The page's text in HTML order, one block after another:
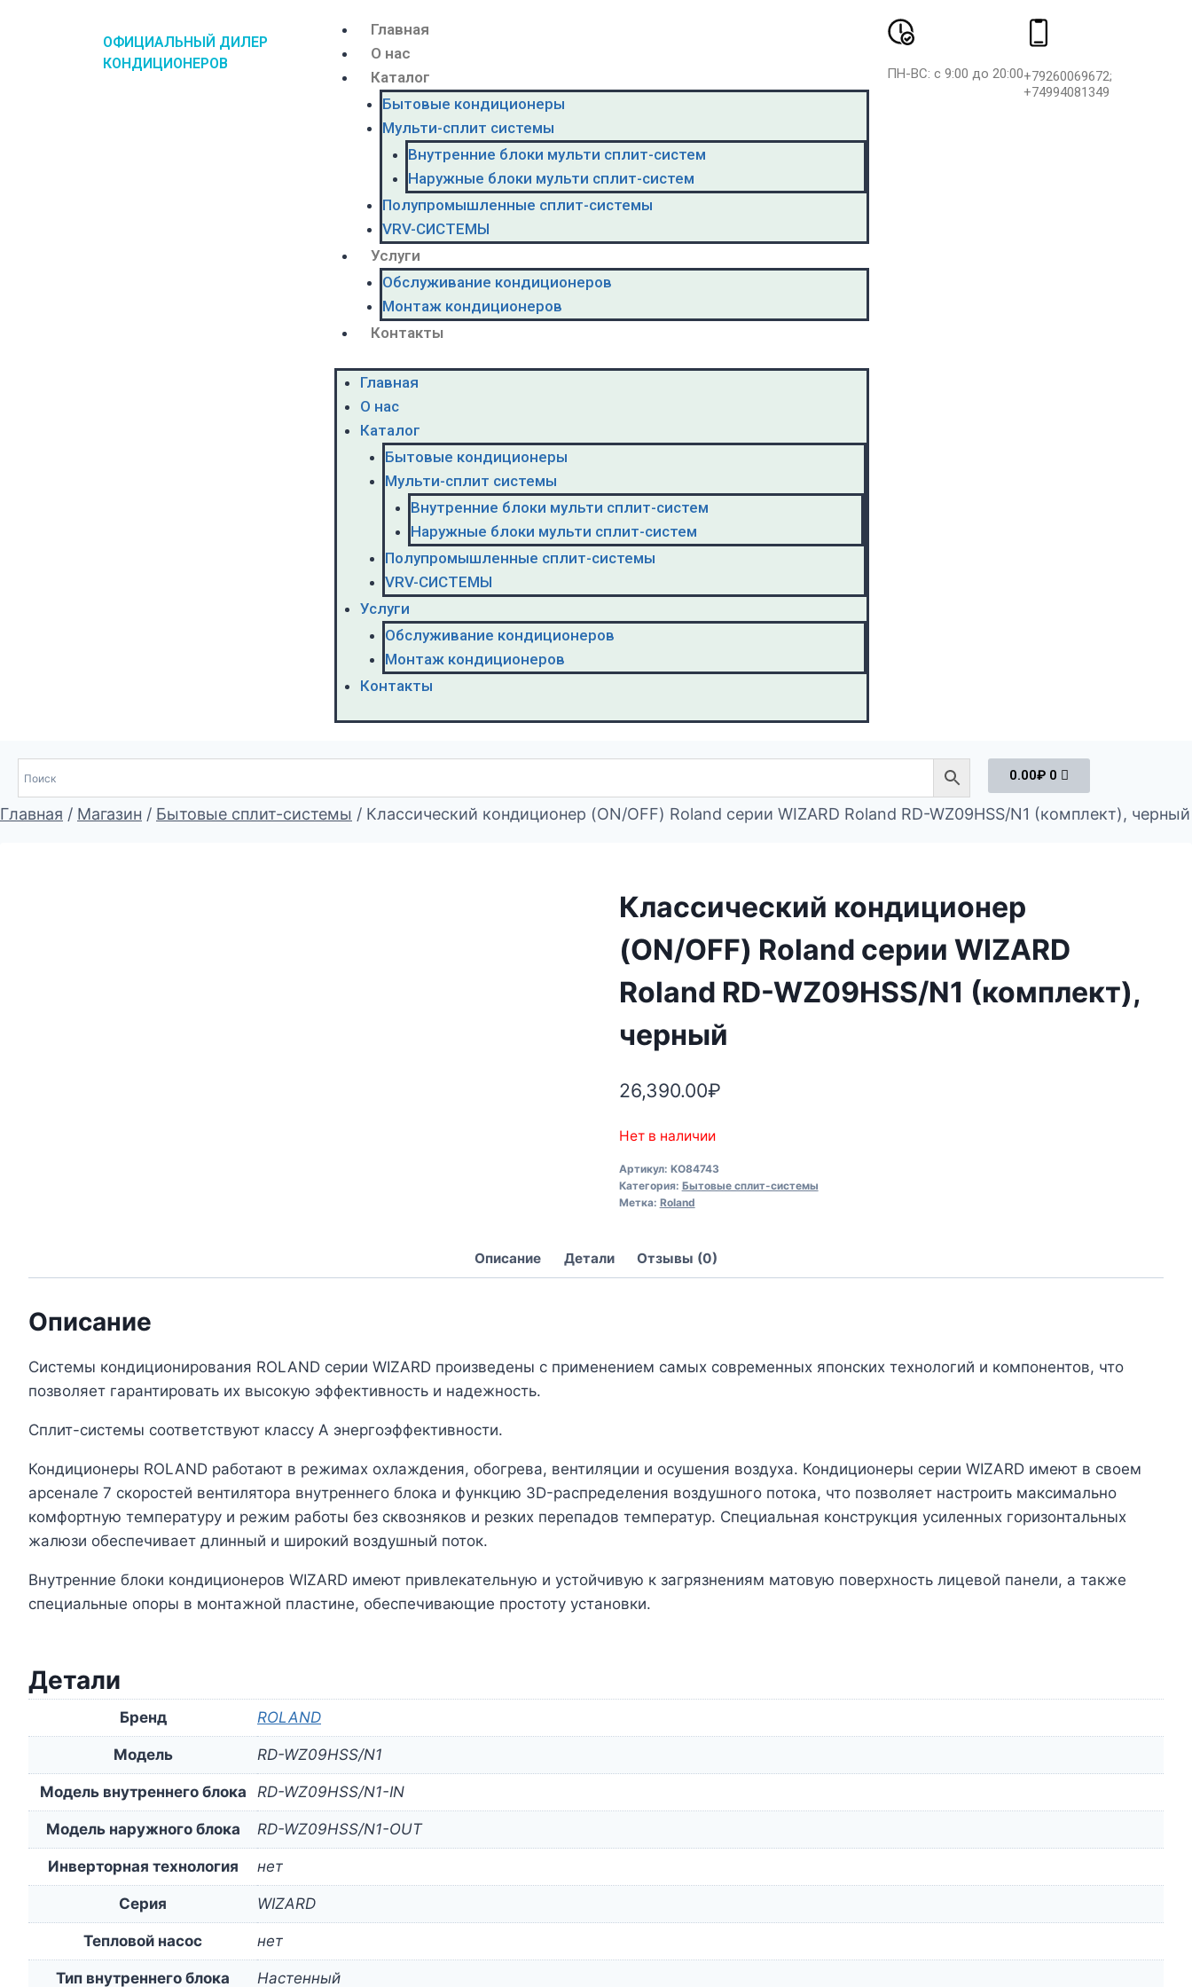
ОФИЦИАЛЬНЫЙ ДИЛЕР
КОНДИЦИОНЕРОВ
Главная
О нас
Каталог
Бытовые кондиционеры
Мульти-сплит системы
Внутренние блоки мульти сплит-систем
Наружные блоки мульти сплит-систем
Полупромышленные сплит-системы
VRV-CИСТЕМЫ
Услуги
Обслуживание кондиционеров
Монтаж кондиционеров
Контакты
Главная
О нас
Каталог
Бытовые кондиционеры
Мульти-сплит системы
Внутренние блоки мульти сплит-систем
Наружные блоки мульти сплит-систем
Полупромышленные сплит-системы
VRV-CИСТЕМЫ
Услуги
Обслуживание кондиционеров
Монтаж кондиционеров
Контакты
ПН-ВС: с 9:00 до 20:00+79260069672;
+74994081349
0.00₽ 0
Главная / Магазин / Бытовые сплит-системы / Классический кондиционер (ON/OFF) Roland серии WIZARD Roland RD-WZ09HSS/N1 (комплект), черный
Классический кондиционер
(ON/OFF) Roland серии WIZARD
Roland RD-WZ09HSS/N1 (комплект),
черный
26,390.00₽
Нет в наличии
Артикул: KO84743
Категория: Бытовые сплит-системы
Метка: Roland
Описание Детали Отзывы (0)
Описание
Системы кондиционирования ROLAND серии WIZARD произведены с применением самых современных японских технологий и компонентов, что
позволяет гарантировать их высокую эффективность и надежность.
Сплит-системы соответствуют классу А энергоэффективности.
Кондиционеры ROLAND работают в режимах охлаждения, обогрева, вентиляции и осушения воздуха. Кондиционеры серии WIZARD имеют в своем
арсенале 7 скоростей вентилятора внутреннего блока и функцию 3D-распределения воздушного потока, что позволяет настроить максимально
комфортную температуру и режим работы без сквозняков и резких перепадов температур. Специальная конструкция усиленных горизонтальных
жалюзи обеспечивает длинный и широкий воздушный поток.
Внутренние блоки кондиционеров WIZARD имеют привлекательную и устойчивую к загрязнениям матовую поверхность лицевой панели, а также
специальные опоры в монтажной пластине, обеспечивающие простоту установки.
Детали
Бренд ROLAND
Модель RD-WZ09HSS/N1
Модель внутреннего блока RD-WZ09HSS/N1-IN
Модель наружного блока RD-WZ09HSS/N1-OUT
Инверторная технология нет
Серия WIZARD
Тепловой насос нет
Тип внутреннего блока Настенный